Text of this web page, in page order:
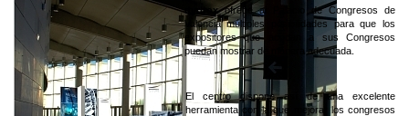
dyrboxofrece al Palacio de Congresos de
Valencia múltiples posibilidades para que los
expositores que acudan a sus Congresos
puedan mostrar de manera adecuada.
El centro dispone así de una excelente
herramienta con la que mejorar los congresos